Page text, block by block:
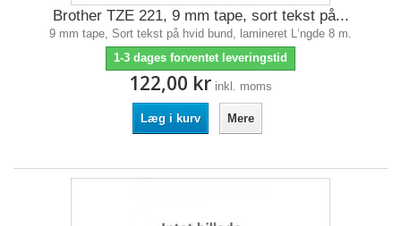
Brother TZE 221, 9 mm tape, sort tekst på...
9 mm tape, Sort tekst på hvid bund, lamineret L‘ngde 8 m.
1-3 dages forventet leveringstid
122,00 kr inkl. moms
Læg i kurv Mere